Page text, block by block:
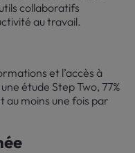
collaboratifs
au travail.
et l’accès à
étude Step Two, 77%
au moins une fois par